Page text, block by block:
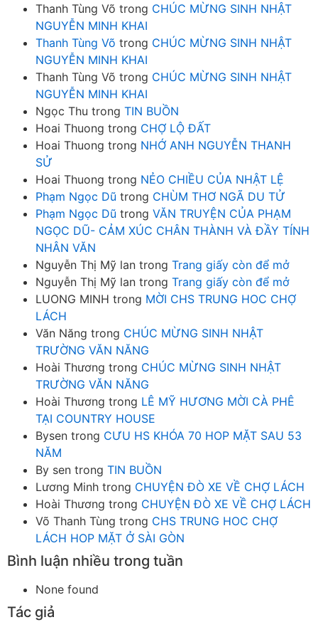
Thanh Tùng Võ trong CHÚC MỪNG SINH NHẬT
NGUYỄN MINH KHAI
Thanh Tùng Võ trong CHÚC MỪNG SINH NHẬT
NGUYỄN MINH KHAI
Thanh Tùng Võ trong CHÚC MỪNG SINH NHẬT
NGUYỄN MINH KHAI
Ngọc Thu trong TIN BUỒN
Hoai Thuong trong CHỢ LỘ ĐẤT
Hoai Thuong trong NHỚ ANH NGUYỄN THANH
SỬ
Hoai Thuong trong NẺO CHIỀU CỦA NHẬT LỆ
Phạm Ngọc Dũ trong CHÙM THƠ NGÃ DU TỬ
Phạm Ngọc Dũ trong VĂN TRUYỆN CỦA PHẠM
NGỌC DŨ- CẢM XÚC CHÂN THÀNH VÀ ĐẦY TÍNH
NHÂN VĂN
Nguyễn Thị Mỹ lan trong Trang giấy còn để mở
Nguyễn Thị Mỹ lan trong Trang giấy còn để mở
LUONG MINH trong MỜI CHS TRUNG HOC CHỢ
LÁCH
Văn Năng trong CHÚC MỪNG SINH NHẬT
TRƯỜNG VĂN NĂNG
Hoài Thương trong CHÚC MỪNG SINH NHẬT
TRƯỜNG VĂN NĂNG
Hoài Thương trong LÊ MỸ HƯƠNG MỜI CÀ PHÊ
TẠI COUNTRY HOUSE
Bysen trong CƯU HS KHÓA 70 HOP MẶT SAU 53
NĂM
By sen trong TIN BUỒN
Lương Minh trong CHUYỆN ĐÒ XE VỀ CHỢ LÁCH
Hoài Thương trong CHUYỆN ĐÒ XE VỀ CHỢ LÁCH
Võ Thanh Tùng trong CHS TRUNG HOC CHỢ
LÁCH HOP MẶT Ở SÀI GÒN
Bình luận nhiều trong tuần
None found
Tác giả